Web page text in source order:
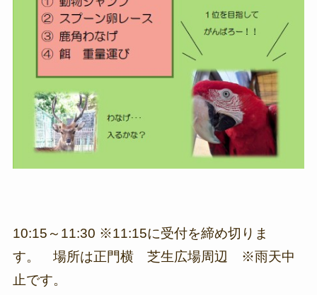
10:15～11:30 ※11:15に受付を締め切りま
す。 場所は正門横 芝生広場周辺 ※雨天中
止です。